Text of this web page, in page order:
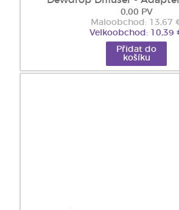
0,00 PV
Maloobchod: 13,67
Velkoobchod: 10,39
Přidat do
košíku